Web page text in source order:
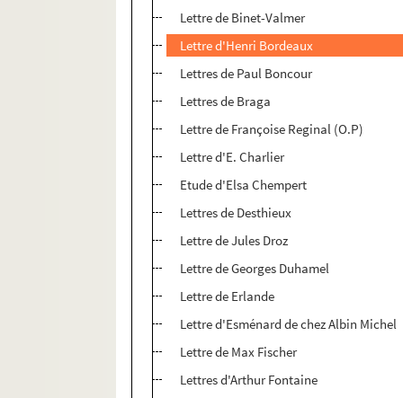
Lettre de Binet-Valmer
Lettre d'Henri Bordeaux
Lettres de Paul Boncour
Lettres de Braga
Lettre de Françoise Reginal (O.P)
Lettre d'E. Charlier
Etude d'Elsa Chempert
Lettres de Desthieux
Lettre de Jules Droz
Lettre de Georges Duhamel
Lettre de Erlande
Lettre d'Esménard de chez Albin Michel
Lettre de Max Fischer
Lettres d'Arthur Fontaine